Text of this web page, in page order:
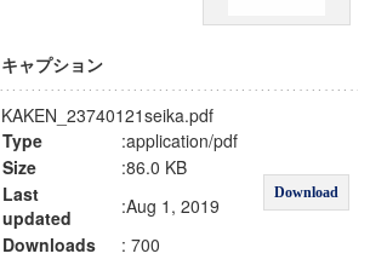
キャプション
KAKEN_23740121seika.pdf
Type
:application/pdf
Download
Size
:86.0 KB
Last
updated
:Aug 1, 2019
Downloads
: 700